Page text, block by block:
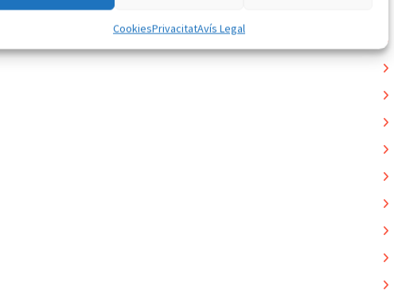
CookiesPrivacitatAvís Legal